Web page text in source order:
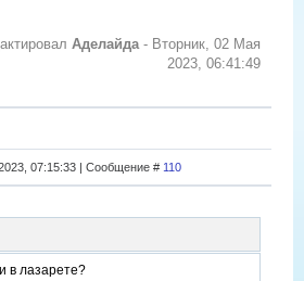
Аделайда - Вторник, 02 Мая
2023, 06:41:49
07:15:33 | Сообщение # 110
в лазарете?